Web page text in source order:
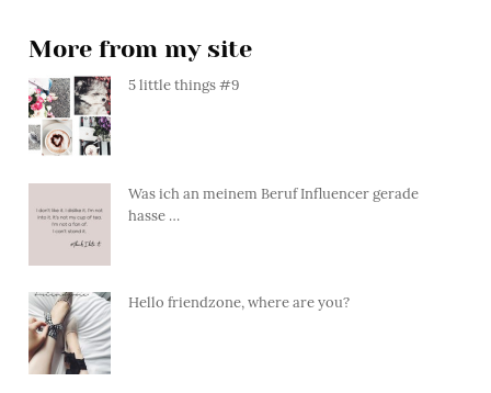
More from my site
5 little things #9
Was ich an meinem Beruf Influencer gerade
hasse …
Hello friendzone, where are you?